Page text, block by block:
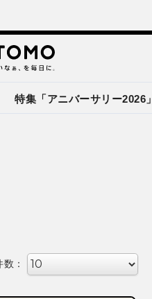
特集「アニバーサリー2026」
：